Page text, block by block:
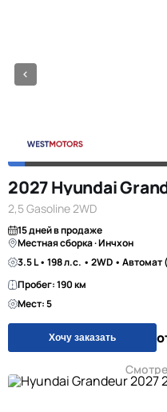
2027 Hyundai
2,5 Gasoline 2WD
15 дней в продаже
Местная сборка · Инчхон
3.5 L • 198 л.с. • 2WD • Автомат
Пробег: 190 км
Мест: 5
Хочу заказать